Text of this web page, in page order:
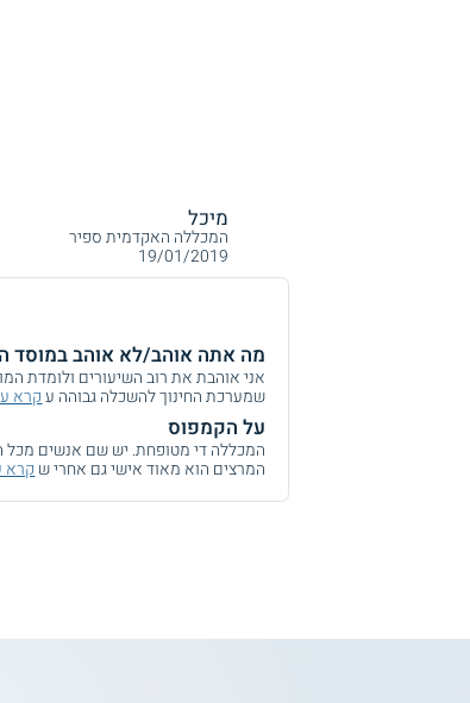
מיכל
המכללה האקדמית ספיר
19/01/2019
מה אתה אוהב/לא אוהב במוסד
אני אוהבת את רוב השיעורים ולומדת
שמערכת החינוך להשכלה גבוהה ע קרא
על הקמפוס
המכללה די מטופחת. יש שם אנשים מכל
המרצים הוא מאוד אישי גם אחרי ש קרא